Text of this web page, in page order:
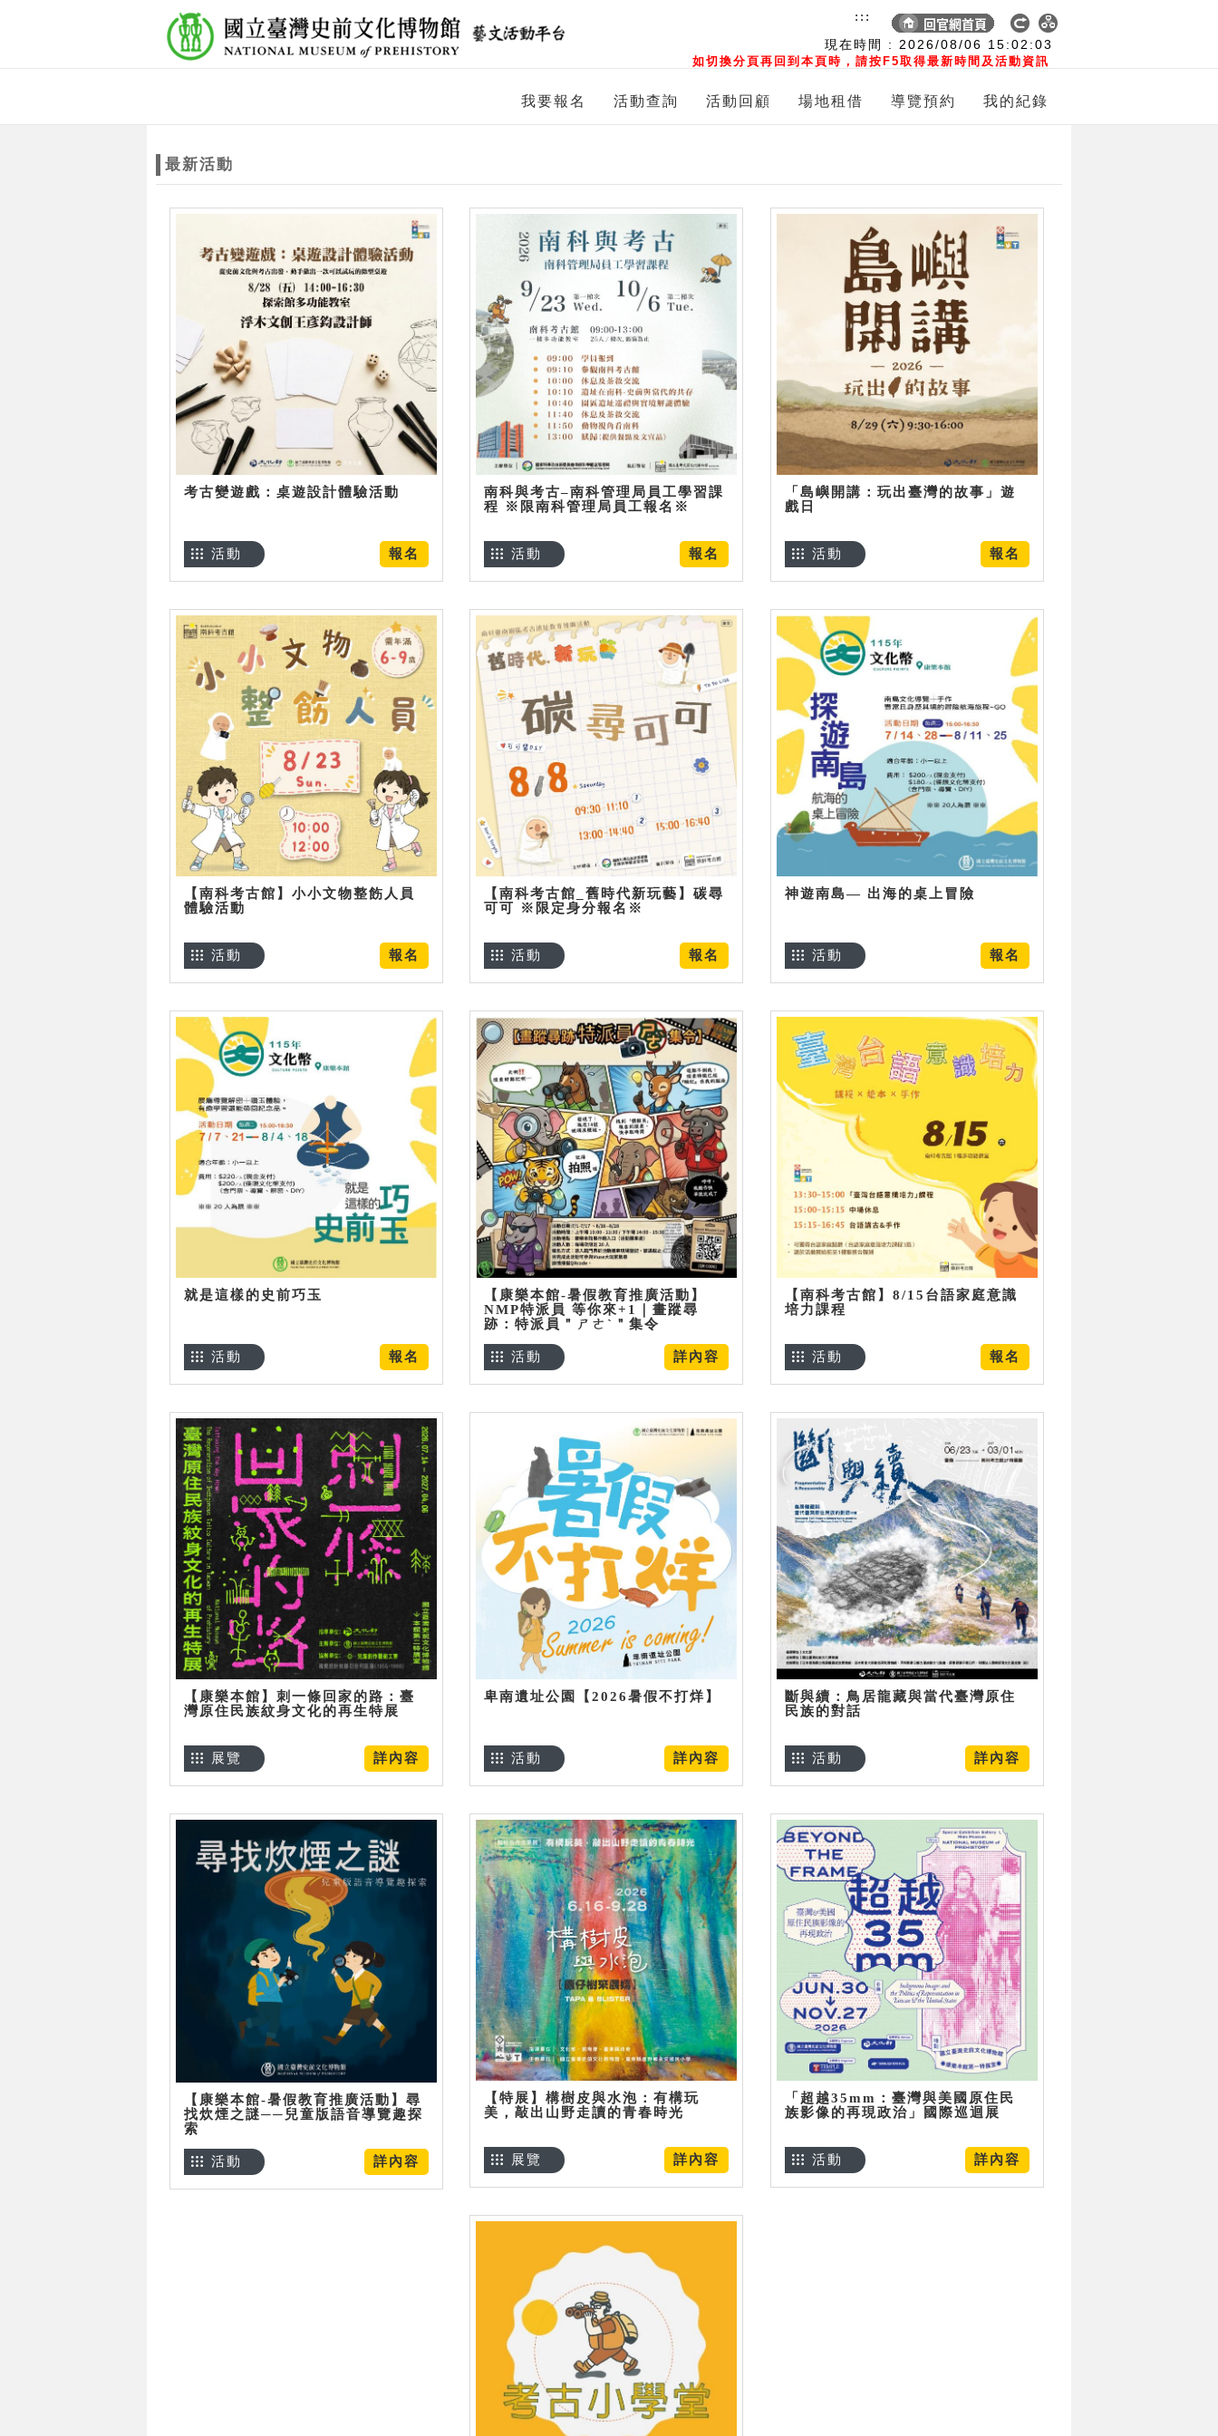
現在時間 : 2026/08/06 15:02:04
如切換分頁再回到本頁時，請按F5取得最新時間及活動資訊
:::
我要報名 活動查詢 活動回顧 場地租借 導覽預約 我的紀錄
最新活動
考古變遊戲：桌遊設計體驗活動
報名
活動
南科與考古–南科管理局員工學習課
程 ※限南科管理局員工報名※
報名
活動
「島嶼開講：玩出臺灣的故事」遊
戲日
報名
活動
【南科考古館】小小文物整飭人員
體驗活動
報名
活動
【南科考古館_舊時代新玩藝】碳尋
可可 ※限定身分報名※
報名
活動
神遊南島— 出海的桌上冒險
報名
活動
就是這樣的史前巧玉
報名
活動
【康樂本館-暑假教育推廣活動】
NMP特派員 等你來+1｜畫蹤尋
跡：特派員＂ㄕㄜˋ＂集令
詳內容
活動
【南科考古館】8/15台語家庭意識
培力課程
報名
活動
【康樂本館】刺一條回家的路：臺
灣原住民族紋身文化的再生特展
詳內容
展覽
卑南遺址公園【2026暑假不打烊】
詳內容
活動
斷與續：鳥居龍藏與當代臺灣原住
民族的對話
詳內容
活動
【康樂本館-暑假教育推廣活動】尋
找炊煙之謎──兒童版語音導覽趣探
索
詳內容
活動
【特展】構樹皮與水泡：有構玩
美，敲出山野走讀的青春時光
詳內容
展覽
「超越35mm：臺灣與美國原住民
族影像的再現政治」國際巡迴展
詳內容
活動